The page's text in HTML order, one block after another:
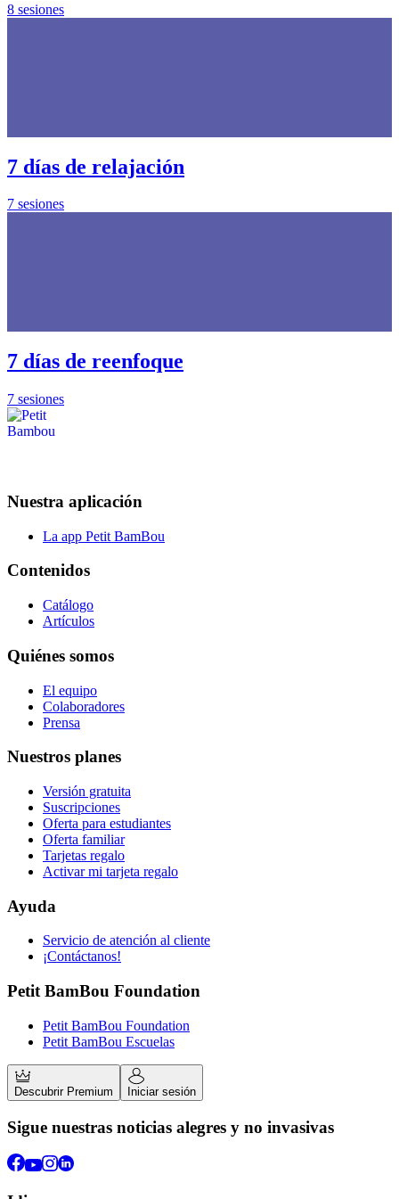
8 sesiones
7 días de relajación
7 sesiones
7 días de reenfoque
7 sesiones
Nuestra aplicación
La app Petit BamBou
Contenidos
Catálogo
Artículos
Quiénes somos
El equipo
Colaboradores
Prensa
Nuestros planes
Versión gratuita
Suscripciones
Oferta para estudiantes
Oferta familiar
Tarjetas regalo
Activar mi tarjeta regalo
Ayuda
Servicio de atención al cliente
¡Contáctanos!
Petit BamBou Foundation
Petit BamBou Foundation
Petit BamBou Escuelas
Descubrir Premium Iniciar sesión
Sigue nuestras noticias alegres y no invasivas